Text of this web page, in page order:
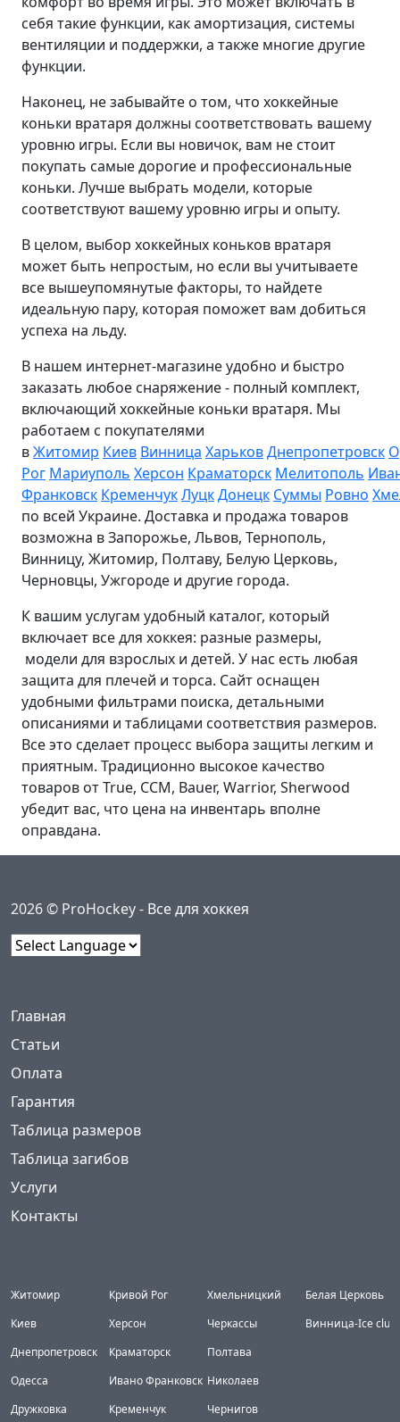
себя такие функции, как амортизация, системы
вентиляции и поддержки, а также многие другие
функции.
Наконец, не забывайте о том, что хоккейные
коньки вратаря должны соответствовать вашему
уровню игры. Если вы новичок, вам не стоит
покупать самые дорогие и профессиональные
коньки. Лучше выбрать модели, которые
соответствуют вашему уровню игры и опыту.
В целом, выбор хоккейных коньков вратаря
может быть непростым, но если вы учитываете
все вышеупомянутые факторы, то найдете
идеальную пару, которая поможет вам добиться
успеха на льду.
В нашем интернет-магазине удобно и быстро
заказать любое снаряжение - полный комплект,
включающий хоккейные коньки вратаря. Мы
работаем с покупателями
вЖитомир Киев Винница ХарьковДнепропетровск
Рог Мариуполь Херсон Краматорск Мелитополь
Франковск КременчукЛуцкДонецк Суммы Ровно
по всей Украине. Доставка и продажа товаров
возможна в Запорожье, Львов, Тернополь,
Винницу, Житомир, Полтаву, Белую Церковь,
Черновцы, Ужгороде и другие города.
К вашим услугам удобный каталог, который
включает все для хоккея: разные размеры,
модели для взрослых и детей. У нас есть любая
защита для плечей и торса. Сайт оснащен
удобными фильтрами поиска, детальными
описаниями и таблицами соответствия размеров.
Все это сделает процесс выбора защиты легким и
приятным. Традиционно высокое качество
товаров от True, CCM, Bauer, Warrior, Sherwood
убедит вас, что цена на инвентарь вполне
оправдана.
2026 © ProHockey - Все для хоккея
Главная
Статьи
Оплата
Гарантия
Таблица размеров
Таблица загибов
Услуги
Контакты
Житомир
Киев
Днепропетровск
Одесса
Дружковка
Кривой Рог
Херсон
Краматорск
Ивано Франковск
Кременчук
Хмельницкий
Черкассы
Полтава
Николаев
Чернигов
Белая Церковь
Винница-Ice club